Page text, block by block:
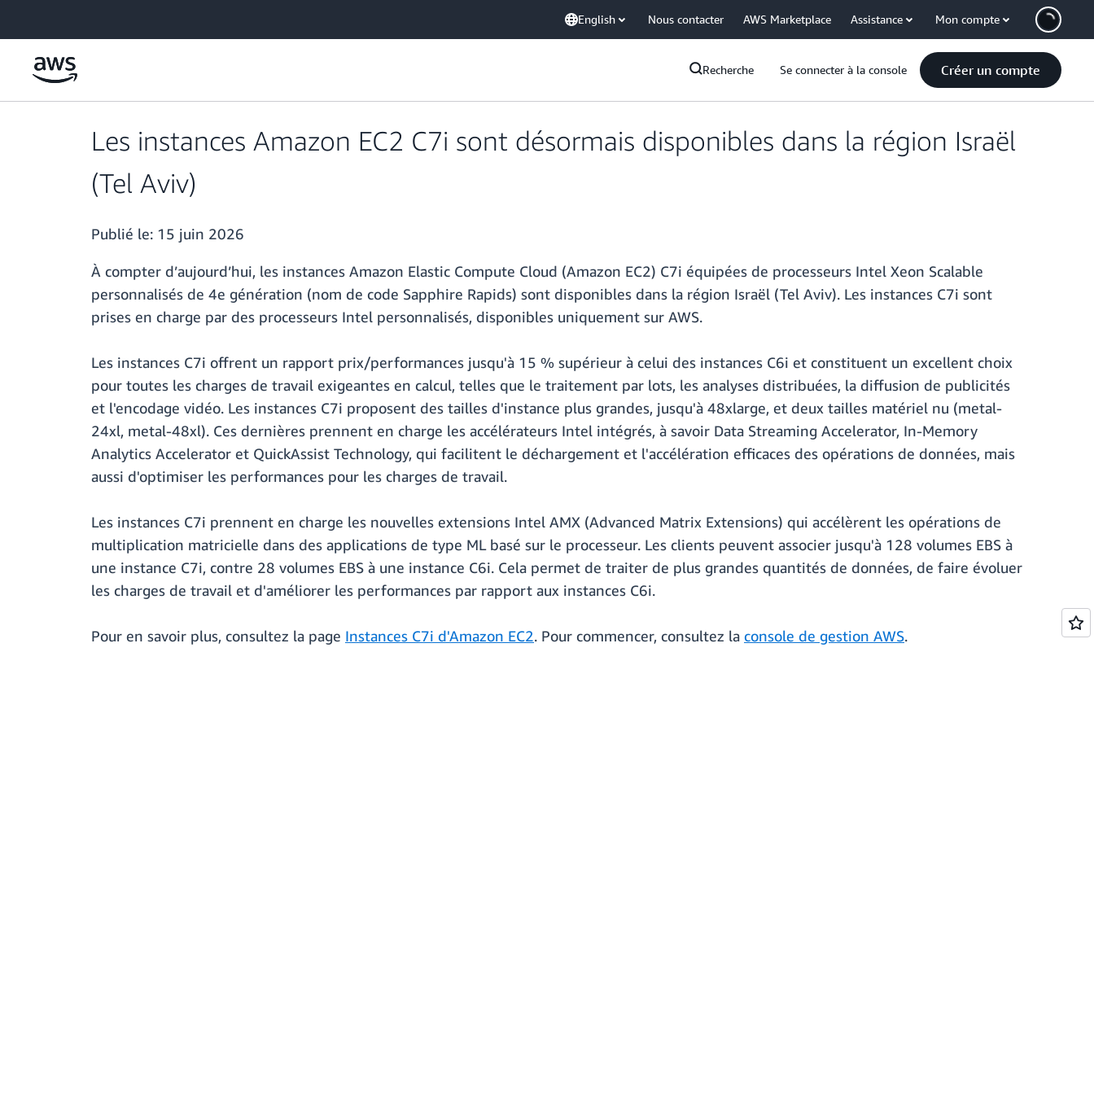
English Nous contacter AWS Marketplace Assistance Mon compte
Recherche Se connecter à la console Créer un compte
Les instances Amazon EC2 C7i sont désormais disponibles dans la région Israël
(Tel Aviv)
Publié le: 15 juin 2026
À compter d’aujourd’hui, les instances Amazon Elastic Compute Cloud (Amazon EC2) C7i équipées de processeurs Intel Xeon Scalable
personnalisés de 4e génération (nom de code Sapphire Rapids) sont disponibles dans la région Israël (Tel Aviv). Les instances C7i sont
prises en charge par des processeurs Intel personnalisés, disponibles uniquement sur AWS.
Les instances C7i offrent un rapport prix/performances jusqu'à 15 % supérieur à celui des instances C6i et constituent un excellent choix
pour toutes les charges de travail exigeantes en calcul, telles que le traitement par lots, les analyses distribuées, la diffusion de publicités
et l'encodage vidéo. Les instances C7i proposent des tailles d'instance plus grandes, jusqu'à 48xlarge, et deux tailles matériel nu (metal-
24xl, metal-48xl). Ces dernières prennent en charge les accélérateurs Intel intégrés, à savoir Data Streaming Accelerator, In-Memory
Analytics Accelerator et QuickAssist Technology, qui facilitent le déchargement et l'accélération efficaces des opérations de données, mais
aussi d'optimiser les performances pour les charges de travail.
Les instances C7i prennent en charge les nouvelles extensions Intel AMX (Advanced Matrix Extensions) qui accélèrent les opérations de
multiplication matricielle dans des applications de type ML basé sur le processeur. Les clients peuvent associer jusqu'à 128 volumes EBS à
une instance C7i, contre 28 volumes EBS à une instance C6i. Cela permet de traiter de plus grandes quantités de données, de faire évoluer
les charges de travail et d'améliorer les performances par rapport aux instances C6i.
Pour en savoir plus, consultez la page Instances C7i d'Amazon EC2. Pour commencer, consultez la console de gestion AWS.